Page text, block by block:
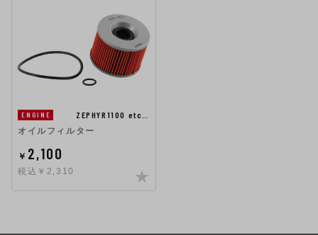
ENGINE
ZEPHYR1100 etc…
オイルフィルター
￥ 2,100
税込￥2,310